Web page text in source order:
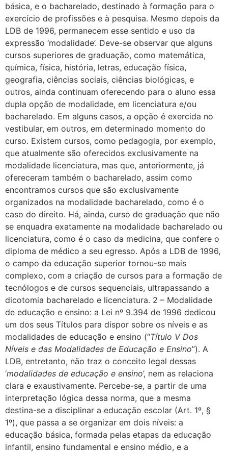
básica, e o bacharelado, destinado à formação para o
exercício de profissões e à pesquisa. Mesmo depois da
LDB de 1996, permanecem esse sentido e uso da
expressão ‘modalidade’. Deve-se observar que alguns
cursos superiores de graduação, como matemática,
química, física, história, letras, educação física,
geografia, ciências sociais, ciências biológicas, e
outros, ainda continuam oferecendo para o aluno essa
dupla opção de modalidade, em licenciatura e/ou
bacharelado. Em alguns casos, a opção é exercida no
vestibular, em outros, em determinado momento do
curso. Existem cursos, como pedagogia, por exemplo,
que atualmente são oferecidos exclusivamente na
modalidade licenciatura, mas que, anteriormente, já
ofereceram também o bacharelado, assim como
encontramos cursos que são exclusivamente
organizados na modalidade bacharelado, como é o
caso do direito. Há, ainda, curso de graduação que não
se enquadra exatamente na modalidade bacharelado ou
licenciatura, como é o caso da medicina, que confere o
diploma de médico a seu egresso. Após a LDB de 1996,
o campo da educação superior tornou-se mais
complexo, com a criação de cursos para a formação de
tecnólogos e de cursos sequenciais, ultrapassando a
dicotomia bacharelado e licenciatura. 2 – Modalidade
de educação e ensino: a Lei nº 9.394 de 1996 dedicou
um dos seus Títulos para dispor sobre os níveis e as
modalidades de educação e ensino (“Título V Dos
Níveis e das Modalidades de Educação e Ensino”). A
LDB, entretanto, não traz o conceito legal dessas
‘modalidades de educação e ensino’, nem as relaciona
clara e exaustivamente. Percebe-se, a partir de uma
interpretação lógica dessa norma, que a mesma
destina-se a disciplinar a educação escolar (Art. 1º, §
1º), que passa a se organizar em dois níveis: a
educação básica, formada pelas etapas da educação
infantil, ensino fundamental e ensino médio, e a